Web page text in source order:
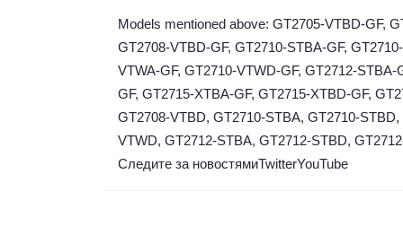
Models mentioned above: GT2705-VTBD-GF,
GT2708-VTBD-GF, GT2710-STBA-GF,
VTWA-GF, GT2710-VTWD-GF, GT2712-
GF, GT2715-XTBA-GF, GT2715-XTBD-GF,
GT2708-VTBD, GT2710-STBA, GT2710-
VTWD, GT2712-STBA, GT2712-STBD,
Следите за новостямиTwitterYouTube